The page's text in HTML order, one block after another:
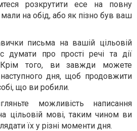
розкрутити есе на повну
на обід, або як пізно був ваш
письма на вашій цільовій
думати про прості речі та дії
того, ви завжди можете
дня, щоб продовжити
що ви робили.
можливість написання
цільовій мові, таким чином ви
їх у різні моменти дня.